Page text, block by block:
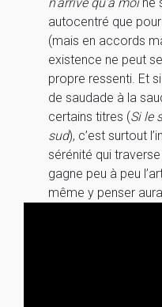
autocentré que
(mais en accords
existence ne peut
propre ressenti. Et
de saudade à la
certains titres (Si le
sud), c’est surtout
sérénité qui
gagne peu à peu
même y penser